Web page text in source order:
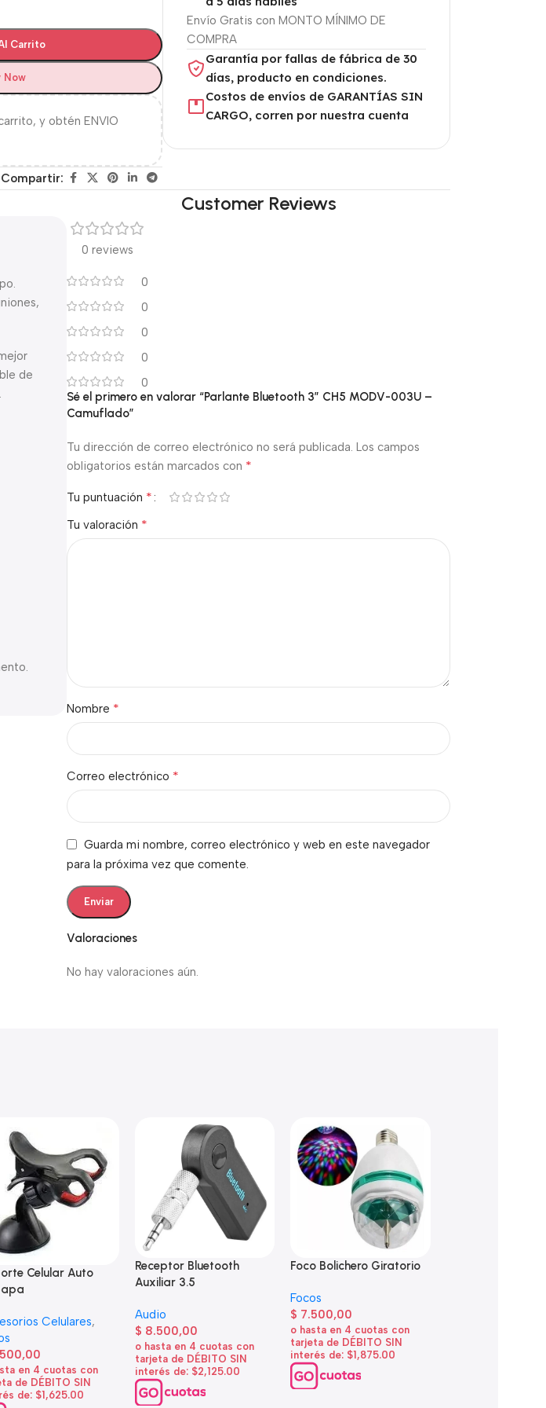
Carrito
Now
y obtén ENVIO
Compartir:
Envío Gratis con MONTO MÍNIMO DE
COMPRA
Garantía por fallas de fábrica de 30
días, producto en condiciones.
Costos de envíos de GARANTÍAS SIN
CARGO, corren por nuestra cuenta
de
Customer Reviews
0 reviews
0
0
0
0
0
Valoraciones
No hay valoraciones aún.
Sé el primero en valorar “Parlante Bluetooth 3″ CH5 MODV-003U –
Camuflado”
Tu dirección de correo electrónico no será publicada. Los campos
obligatorios están marcados con *
Tu puntuación *
Tu valoración *
Nombre *
Correo electrónico *
Guarda mi nombre, correo electrónico y web en este navegador
para la próxima vez que comente.
Celular Auto
Celulares,
en 4 cuotas con
de DÉBITO SIN
de: $1,625.00
Receptor Bluetooth
Auxiliar 3.5
Audio
$ 8.500,00
o hasta en 4 cuotas con
tarjeta de DÉBITO SIN
interés de: $2,125.00
Foco Bolichero Giratorio
Focos
$ 7.500,00
o hasta en 4 cuotas con
tarjeta de DÉBITO SIN
interés de: $1,875.00